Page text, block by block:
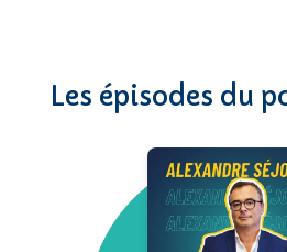
Les épisodes du